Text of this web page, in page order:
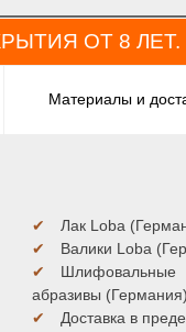
ОТ 8 ЛЕТ.
Материалы и
✔
Лак Loba
✔
Валики Loba
✔
Шлифовальные
абразивы (Германия)
✔
Доставка в